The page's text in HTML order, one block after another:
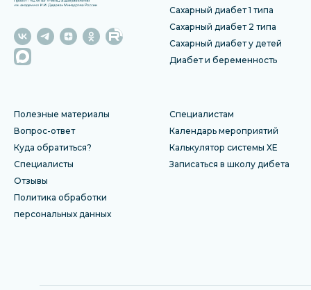
Сахарный диабет 1 типа
Сахарный диабет 2 типа
Сахарный диабет у детей
Диабет и беременность
Полезные материалы
Вопрос-ответ
Куда обратиться?
Специалисты
Отзывы
Политика обработки
персональных данных
Специалистам
Календарь мероприятий
Калькулятор системы ХЕ
Записаться в школу дибета